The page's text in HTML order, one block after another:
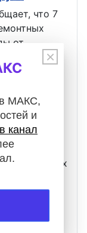
что 7
от…
с
ремонтных
×
МАКС,
и
канал